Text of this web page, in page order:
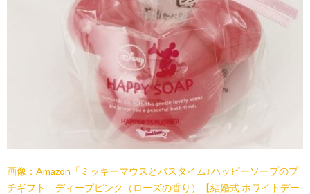
画像：Amazon「ミッキーマウスとバスタイム♪ハッピーソープのプ
チギフト ディープピンク（ローズの香り）【結婚式 ホワイトデー